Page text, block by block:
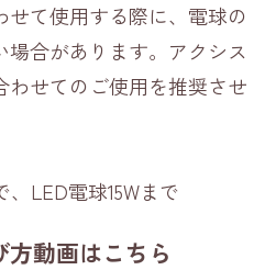
て使用する際に、電球の
合があります。アクシス
せてのご使用を推奨させ
LED電球15Wまで
動画はこちら